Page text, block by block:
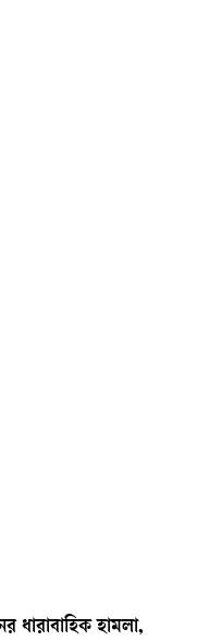
ধারাবাহিক হামলা,